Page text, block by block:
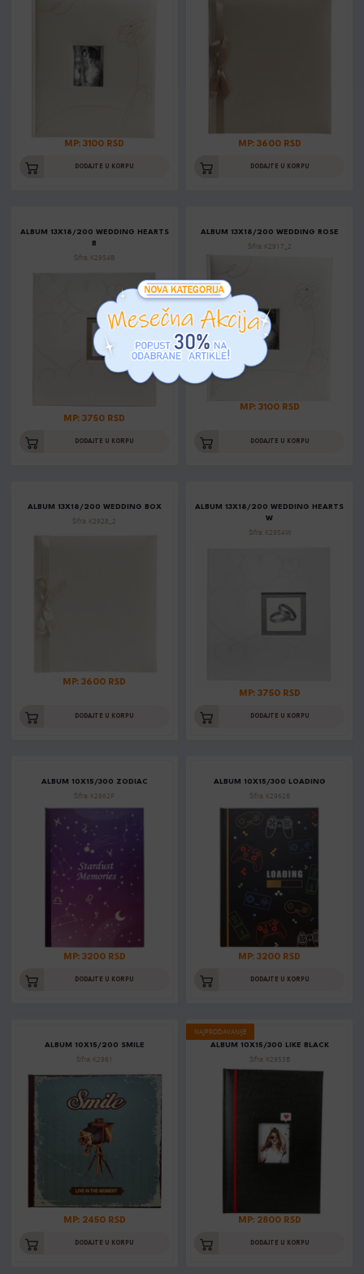
MP: 3100 RSD
DODAJTE U KORPU
MP: 3600 RSD
DODAJTE U KORPU
ALBUM 13X18/200 WEDDING HEARTS
B
Šifra: K2954B
MP: 3750 RSD
DODAJTE U KORPU
ALBUM 13X18/200 WEDDING ROSE
Šifra: K2917_2
MP: 3100 RSD
DODAJTE U KORPU
ALBUM 13X18/200 WEDDING BOX
Šifra: K2928_2
MP: 3600 RSD
DODAJTE U KORPU
ALBUM 13X18/200 WEDDING HEARTS
W
Šifra: K2954W
MP: 3750 RSD
DODAJTE U KORPU
ALBUM 10X15/300 ZODIAC
Šifra: K2962P
MP: 3200 RSD
DODAJTE U KORPU
ALBUM 10X15/300 LOADING
Šifra: K2962B
MP: 3200 RSD
DODAJTE U KORPU
ALBUM 10X15/200 SMILE
Šifra: K2961
MP: 2450 RSD
DODAJTE U KORPU
NAJPRODAVANIJE
ALBUM 10X15/300 LIKE BLACK
Šifra: K2953B
MP: 2800 RSD
DODAJTE U KORPU